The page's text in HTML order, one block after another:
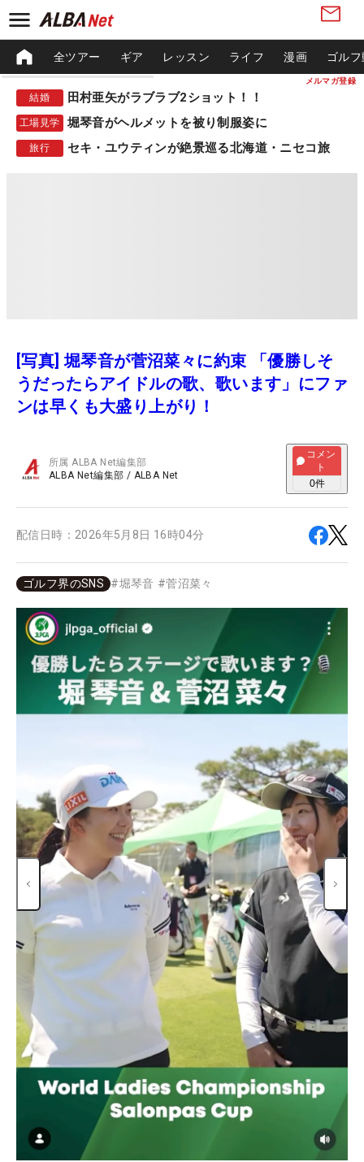
メルマガ登録
全ツアー ギア レッスン ライフ 漫画 ゴル
結婚 田村亜矢がラブラブ2ショット！！
工場見学 堀琴音がヘルメットを被り制服姿に
旅行 セキ・ユウティンが絶景巡る北海道・ニセコ旅
[写真] 堀琴音が菅沼菜々に約束 「優勝しそ
うだったらアイドルの歌、歌います」にファ
ンは早くも大盛り上がり！
所属ALBA Net編集部
ALBA Net編集部 / ALBA Net
コメン
ト
0件
配信日時： 2026年5月8日 16時04分
ゴルフ界のSNS #堀琴音 #菅沼菜々